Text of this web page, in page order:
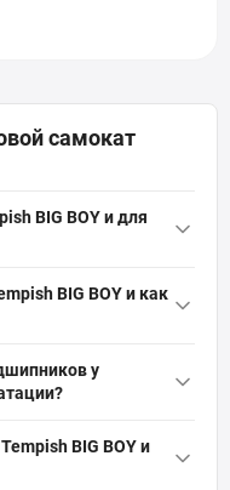
самокат
BIG BOY и для
широким рулем,
райдеров и
и жёсткой
BIG BOY и как
жёсткости, что
HIC и CNC хомутом на
у
88A, обеспечивающие
BIG BOY и